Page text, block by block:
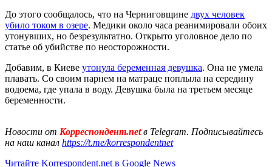
До этого сообщалось, что на Черниговщине двух человек
убило током в озере. Медики около часа реанимировали обоих
утонувших, но безрезультатно. Открыто уголовное дело по
статье об убийстве по неосторожности.
Добавим, в Киеве утонула беременная девушка. Она не умела
плавать. Со своим парнем на матраце поплыла на середину
водоема, где упала в воду. Девушка была на третьем месяце
беременности.
Новости от Корреспондент.netв Telegram. Подписывайтесь
на наш канал https://t.me/korrespondentnet
Читайте Korrespondent.net в Google News